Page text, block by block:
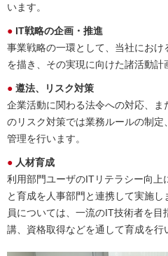
います。
● IT戦略の企画・推進
事業戦略の一環として、当社にお
を描き、その実現に向けた諸活動計
● 遵法、リスク対策
企業活動に関わる法令への対応、
のリスク対策では業務ルールの制
管理を行います。
● 人材育成
利用部門ユーザのITリテラシー向上
と育成を人事部門と連携して実施
員については、一流のIT技術者を
講、資格取得などを通して育成を行